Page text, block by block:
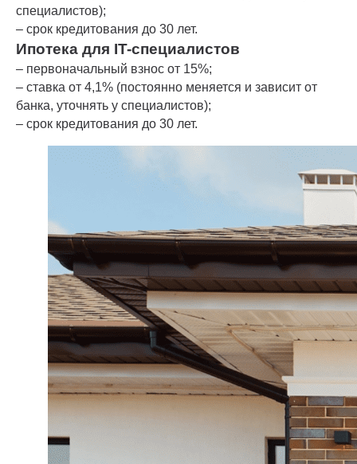
специалистов);
– срок кредитования до 30 лет.
Ипотека для IT-специалистов
– первоначальный взнос от 15%;
– ставка от 4,1% (постоянно меняется и зависит от
банка, уточнять у специалистов);
– срок кредитования до 30 лет.